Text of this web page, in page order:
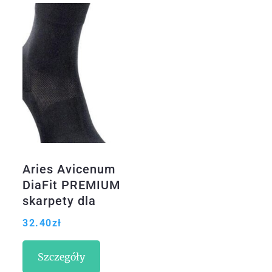
Aries Avicenum
DiaFit PREMIUM
skarpety dla
diabetyków 8002
32.40zł
Szczegóły